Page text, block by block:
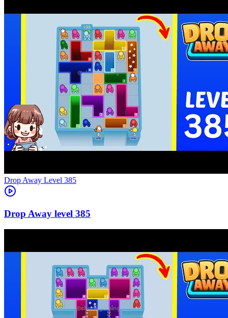
Level 385
385